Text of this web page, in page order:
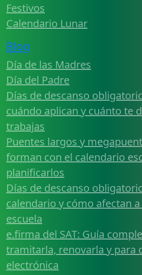
Festivos
Calendario Lunar
Blog
Día de las Madres
Día del Padre
Días de descanso
cuándo aplican y cuánto te
trabajas
Puentes largos y
forman con el calendario
planificarlos
Días de descanso
calendario y cómo afectan
escuela
e.firma del SAT: Guía
tramitarla, renovarla y para
electrónica